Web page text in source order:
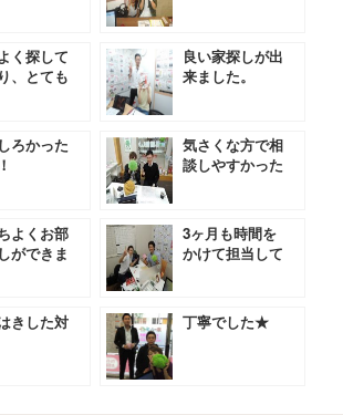
く探して
、とても
良い家探しが出
来ました。
ろかった
気さくな方で相
談しやすかった
よくお部
ができま
3ヶ月も時間を
かけて担当して
きした対
丁寧でした★